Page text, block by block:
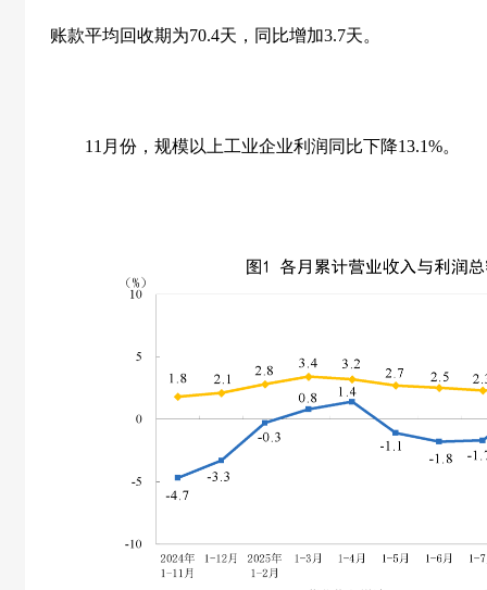
账款平均回收期为70.4天，同比增加3.7天。
11 月份，规模以上工业企业利润同比下降13.1%。